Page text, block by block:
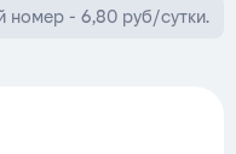
номер - 6,80 руб/сутки.